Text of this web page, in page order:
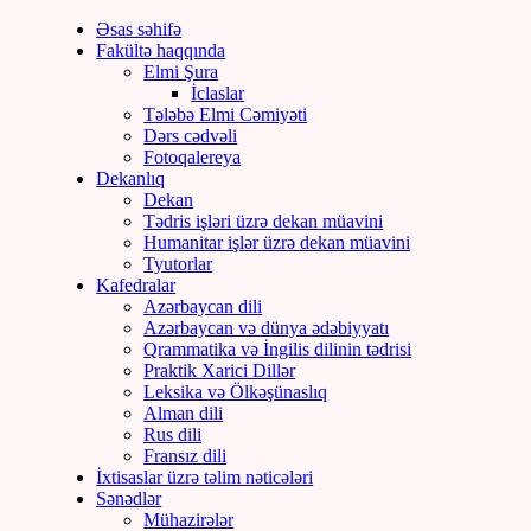
Əsas səhifə
Fakültə haqqında
Elmi Şura
İclaslar
Tələbə Elmi Cəmiyəti
Dərs cədvəli
Fotoqalereya
Dekanlıq
Dekan
Tədris işləri üzrə dekan müavini
Humanitar işlər üzrə dekan müavini
Tyutorlar
Kafedralar
Azərbaycan dili
Azərbaycan və dünya ədəbiyyatı
Qrammatika və İngilis dilinin tədrisi
Praktik Xarici Dillər
Leksika və Ölkəşünaslıq
Alman dili
Rus dili
Fransız dili
İxtisaslar üzrə təlim nəticələri
Sənədlər
Mühazirələr